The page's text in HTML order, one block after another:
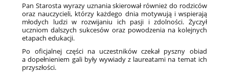
Pan Starosta wyrazy uznania skierował również do rodziców
oraz nauczycieli, którzy każdego dnia motywują i wspierają
młodych ludzi w rozwijaniu ich pasji i zdolności. Życzył
uczniom dalszych sukcesów oraz powodzenia na kolejnych
etapach edukacji.
Po oficjalnej części na uczestników czekał pyszny obiad
a dopełnieniem gali były wywiady z laureatami na temat ich
przyszłości.